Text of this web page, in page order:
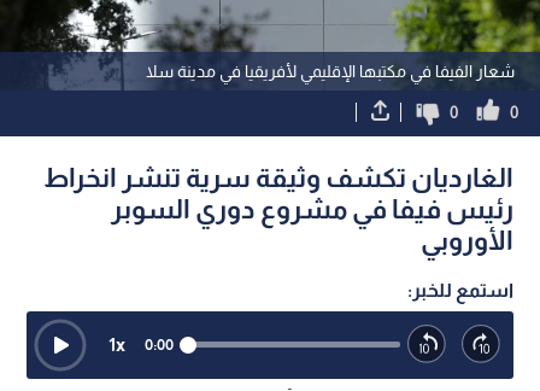
شعار الفيفا في مكتبها الإقليمي لأفريقيا في مدينة سلا
0
0
الغارديان تكشف وثيقة سرية تنشر انخراط
رئيس فيفا في مشروع دوري السوبر
الأوروبي
استمع للخبر:
0:00
1x